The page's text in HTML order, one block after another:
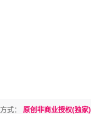
方式： 原创非商业授权(独家)